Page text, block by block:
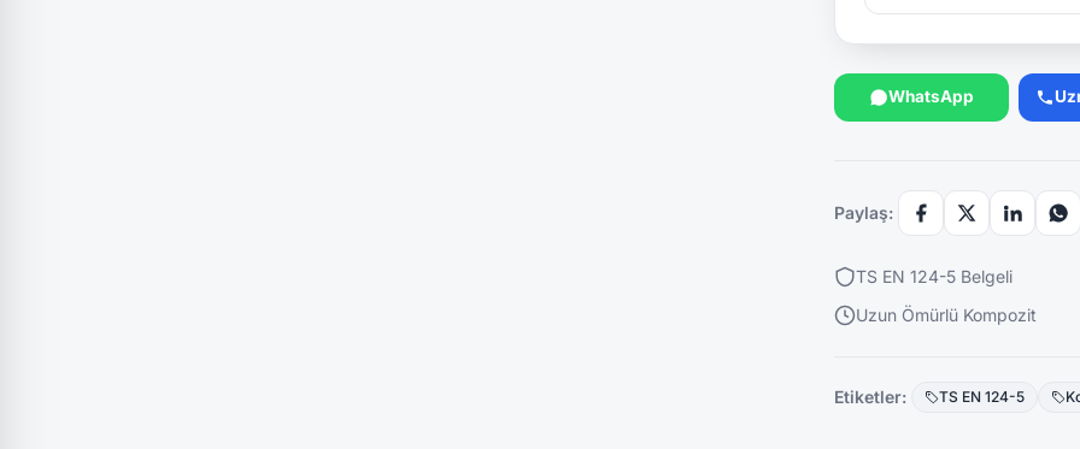
WhatsApp
Paylaş:
TS EN 124-5 Belgeli
Uzun Ömürlü Kompozit
Etiketler: TS EN 124-5